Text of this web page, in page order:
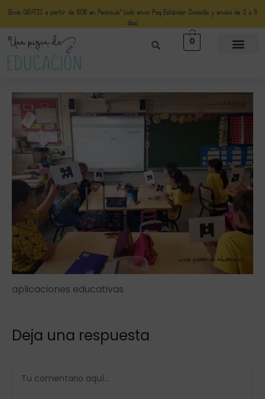
Envío GRATIS a partir de 50€ en Península* (solo envio Paq Estándar Domicilio y envíos de 3 a 5
días)
0
aplicaciones educativas
Deja una respuesta